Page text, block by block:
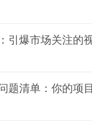
引爆市场关注的